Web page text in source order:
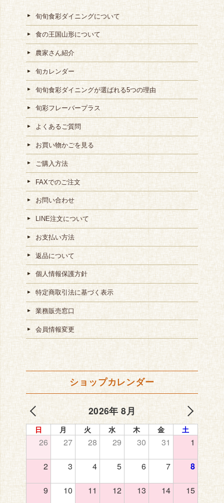
旬旬食彩ダイニングについて
食の王国山形について
農家さん紹介
旬カレンダー
旬旬食彩ダイニングが選ばれる5つの理由
旬彩フレーバープラス
よくあるご質問
お買い物かごを見る
ご購入方法
FAXでのご注文
お問い合わせ
LINE注文について
お支払い方法
返品について
個人情報保護方針
特定商取引法に基づく表示
業務販売窓口
会員情報変更
ショップカレンダー
2026年 8月
日 月 火 水 木 金 土
26 27 28 29 30 31 1
2 3 4 5 6 7 8
9 10 11 12 13 14 15